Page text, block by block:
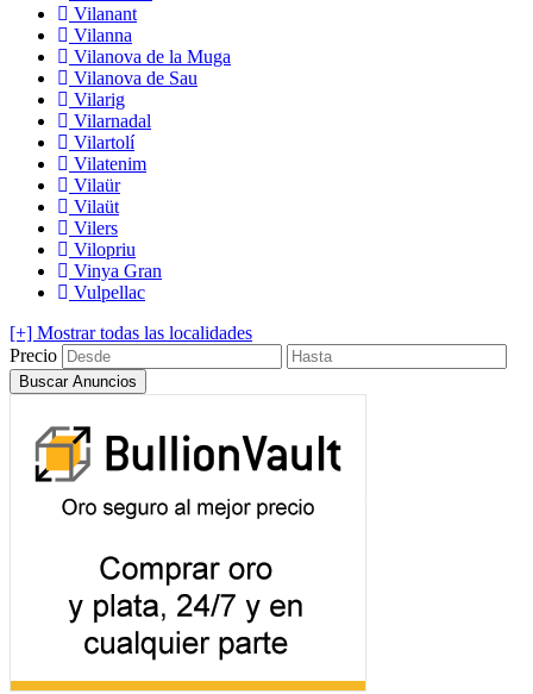
Vilanant
Vilanna
Vilanova de la Muga
Vilanova de Sau
Vilarig
Vilarnadal
Vilartolí
Vilatenim
Vilaür
Vilaüt
Vilers
Vilopriu
Vinya Gran
Vulpellac
[+] Mostrar todas las localidades
Precio